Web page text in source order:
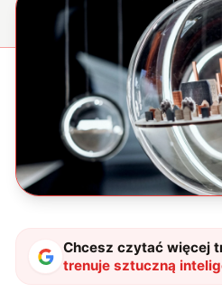
Chcesz czytać więcej
trenuje sztuczną
więc Elon Musk zrobi